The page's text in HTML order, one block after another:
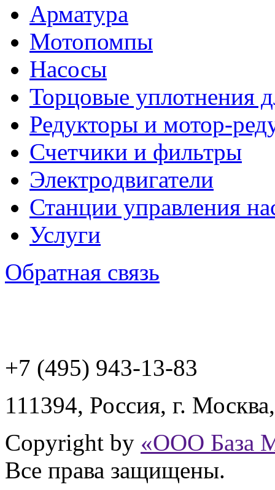
Арматура
Мотопомпы
Насосы
Торцовые уплотнения
Редукторы и мотор-
Счетчики и фильтры
Электродвигатели
Станции управления
Услуги
Обратная связь
+7 (495) 943-13-83
111394, Россия, г. Москва
Copyright by «ООО База
Все права защищены.